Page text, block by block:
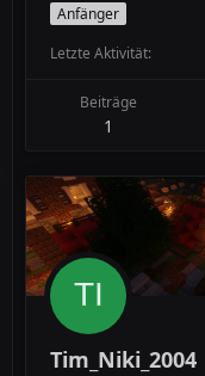
Anfänger
Letzte Aktivität
Beiträge
1
Tim_Niki_2004